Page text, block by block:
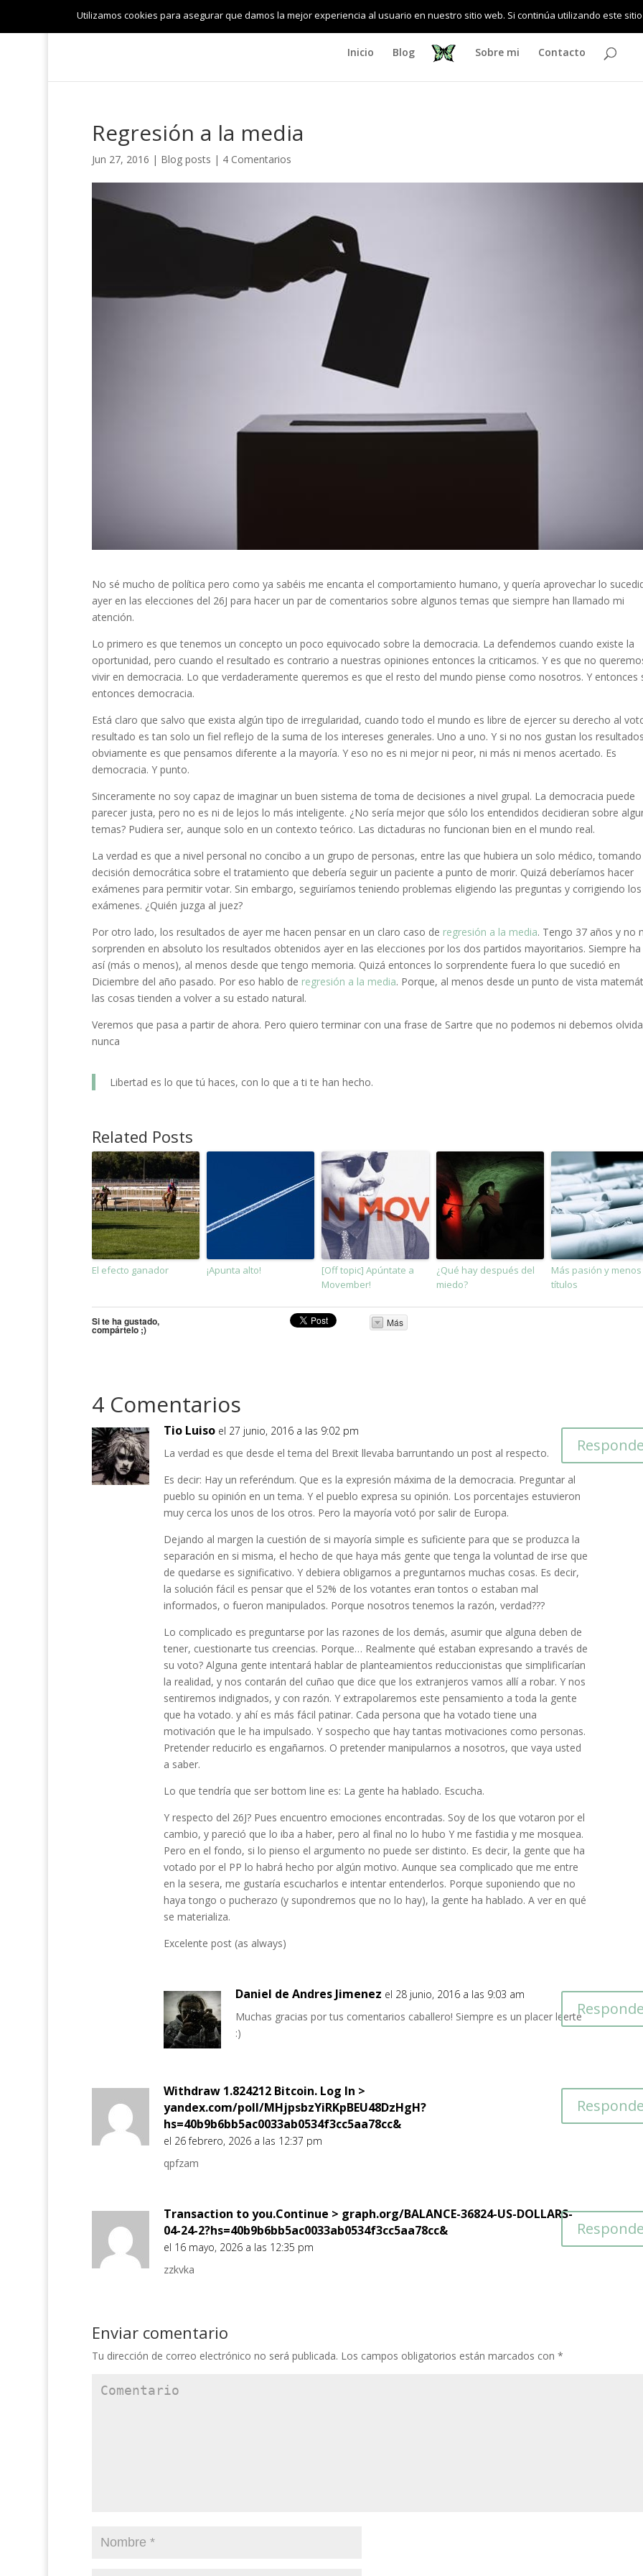
Inicio Blog Sobre mi Contacto
Regresión a la media
Jun 27, 2016 | Blog posts | 4 Comentarios
No sé mucho de política pero como ya sabéis me encanta el comportamiento humano, y quería aprovechar lo
ayer en las elecciones del 26J para hacer un par de comentarios sobre algunos temas que siempre han llamado mi
atención.
Lo primero es que tenemos un concepto un poco equivocado sobre la democracia. La defendemos cuando existe la
oportunidad, pero cuando el resultado es contrario a nuestras opiniones entonces la criticamos. Y es que no
vivir en democracia. Lo que verdaderamente queremos es que el resto del mundo piense como nosotros. Y entonces
entonces democracia.
Está claro que salvo que exista algún tipo de irregularidad, cuando todo el mundo es libre de ejercer su derecho al
resultado es tan solo un fiel reflejo de la suma de los intereses generales. Uno a uno. Y si no nos gustan los
obviamente es que pensamos diferente a la mayoría. Y eso no es ni mejor ni peor, ni más ni menos acertado. Es
democracia. Y punto.
Sinceramente no soy capaz de imaginar un buen sistema de toma de decisiones a nivel grupal. La democracia puede
parecer justa, pero no es ni de lejos lo más inteligente. ¿No sería mejor que sólo los entendidos decidieran sobre
temas? Pudiera ser, aunque solo en un contexto teórico. Las dictaduras no funcionan bien en el mundo real.
La verdad es que a nivel personal no concibo a un grupo de personas, entre las que hubiera un solo médico,
decisión democrática sobre el tratamiento que debería seguir un paciente a punto de morir. Quizá deberíamos hacer
exámenes para permitir votar. Sin embargo, seguiríamos teniendo problemas eligiendo las preguntas y corrigiendo los
exámenes. ¿Quién juzga al juez?
Por otro lado, los resultados de ayer me hacen pensar en un claro caso de regresión a la media. Tengo 37 años y no
sorprenden en absoluto los resultados obtenidos ayer en las elecciones por los dos partidos mayoritarios. Siempre
así (más o menos), al menos desde que tengo memoria. Quizá entonces lo sorprendente fuera lo que sucedió en
Diciembre del año pasado. Por eso hablo de regresión a la media. Porque, al menos desde un punto de vista
las cosas tienden a volver a su estado natural.
Veremos que pasa a partir de ahora. Pero quiero terminar con una frase de Sartre que no podemos ni debemos
nunca
Libertad es lo que tú haces, con lo que a ti te han hecho.
Related Posts
El efecto ganador ¡Apunta alto!
[Off topic] Apúntate a
Movember!
¿Qué hay después del
miedo?
Más pasión y menos
títulos
Si te ha gustado,
compártelo ;)
Más
4 Comentarios
Tio Luiso el 27 junio, 2016 a las 9:02 pm
La verdad es que desde el tema del Brexit llevaba barruntando un post al respecto.
Es decir: Hay un referéndum. Que es la expresión máxima de la democracia. Preguntar al
pueblo su opinión en un tema. Y el pueblo expresa su opinión. Los porcentajes estuvieron
muy cerca los unos de los otros. Pero la mayoría votó por salir de Europa.
Dejando al margen la cuestión de si mayoría simple es suficiente para que se produzca la
separación en si misma, el hecho de que haya más gente que tenga la voluntad de irse que
de quedarse es significativo. Y debiera obligarnos a preguntarnos muchas cosas. Es decir,
la solución fácil es pensar que el 52% de los votantes eran tontos o estaban mal
informados, o fueron manipulados. Porque nosotros tenemos la razón, verdad???
Lo complicado es preguntarse por las razones de los demás, asumir que alguna deben de
tener, cuestionarte tus creencias. Porque… Realmente qué estaban expresando a través de
su voto? Alguna gente intentará hablar de planteamientos reduccionistas que simplificarían
la realidad, y nos contarán del cuñao que dice que los extranjeros vamos allí a robar. Y nos
sentiremos indignados, y con razón. Y extrapolaremos este pensamiento a toda la gente
que ha votado. y ahí es más fácil patinar. Cada persona que ha votado tiene una
motivación que le ha impulsado. Y sospecho que hay tantas motivaciones como personas.
Pretender reducirlo es engañarnos. O pretender manipularnos a nosotros, que vaya usted
a saber.
Lo que tendría que ser bottom line es: La gente ha hablado. Escucha.
Y respecto del 26J? Pues encuentro emociones encontradas. Soy de los que votaron por el
cambio, y pareció que lo iba a haber, pero al final no lo hubo Y me fastidia y me mosquea.
Pero en el fondo, si lo pienso el argumento no puede ser distinto. Es decir, la gente que ha
votado por el PP lo habrá hecho por algún motivo. Aunque sea complicado que me entre
en la sesera, me gustaría escucharlos e intentar entenderlos. Porque suponiendo que no
haya tongo o pucherazo (y supondremos que no lo hay), la gente ha hablado. A ver en qué
se materializa.
Excelente post (as always)
Daniel de Andres Jimenez el 28 junio, 2016 a las 9:03 am
Muchas gracias por tus comentarios caballero! Siempre es un placer leerte
:)
Withdraw 1.824212 Bitcoin. Log In >
yandex.com/poll/MHjpsbzYiRKpBEU48DzHgH?
hs=40b9b6bb5ac0033ab0534f3cc5aa78cc&
el 26 febrero, 2026 a las 12:37 pm
qpfzam
Transaction to you.Continue > graph.org/BALANCE-36824-US-DOLLARS-
04-24-2?hs=40b9b6bb5ac0033ab0534f3cc5aa78cc&
el 16 mayo, 2026 a las 12:35 pm
zzkvka
Enviar comentario
Tu dirección de correo electrónico no será publicada. Los campos obligatorios están marcados con *
Utilizamos cookies para asegurar que damos la mejor experiencia al usuario en nuestro sitio web. Si continúa utilizando este